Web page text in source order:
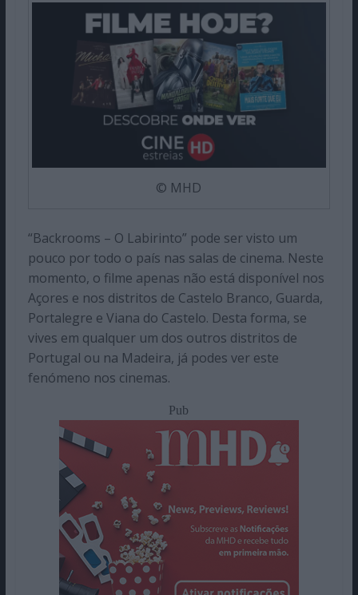
© MHD
“Backrooms – O Labirinto” pode ser visto um
pouco por todo o país nas salas de cinema. Neste
momento, o filme apenas não está disponível nos
Açores e nos distritos de Castelo Branco, Guarda,
Portalegre e Viana do Castelo. Desta forma, se
vives em qualquer um dos outros distritos de
Portugal ou na Madeira, já podes ver este
fenómeno nos cinemas.
Pub